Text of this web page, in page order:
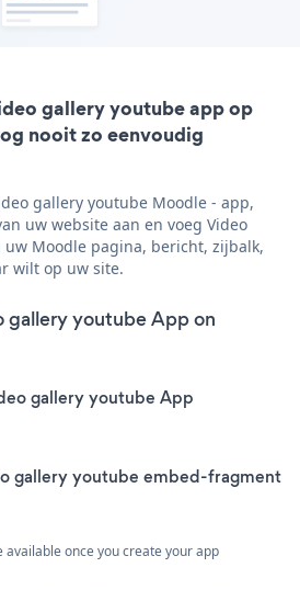
gallery youtube app op
nooit zo eenvoudig
gallery youtube Moodle - app,
uw website aan en voeg Video
Moodle pagina, bericht, zijbalk,
wilt op uw site.
gallery youtube App on
gallery youtube App
gallery youtube embed-fragment
available once you create your app